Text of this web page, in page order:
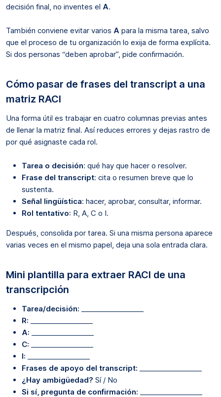
decisión final, no inventes el A.
También conviene evitar varios A para la misma tarea, salvo
que el proceso de tu organización lo exija de forma explícita.
Si dos personas “deben aprobar”, pide confirmación.
Cómo pasar de frases del transcript a una
matriz RACI
Una forma útil es trabajar en cuatro columnas previas antes
de llenar la matriz final. Así reduces errores y dejas rastro de
por qué asignaste cada rol.
Tarea o decisión: qué hay que hacer o resolver.
Frase del transcript: cita o resumen breve que lo
sustenta.
Señal lingüística: hacer, aprobar, consultar, informar.
Rol tentativo: R, A, C o I.
Después, consolida por tarea. Si una misma persona aparece
varias veces en el mismo papel, deja una sola entrada clara.
Mini plantilla para extraer RACI de una
transcripción
Tarea/decisión:
R:
A:
C:
I:
Frases de apoyo del transcript:
¿Hay ambigüedad? Sí / No
Si sí, pregunta de confirmación: